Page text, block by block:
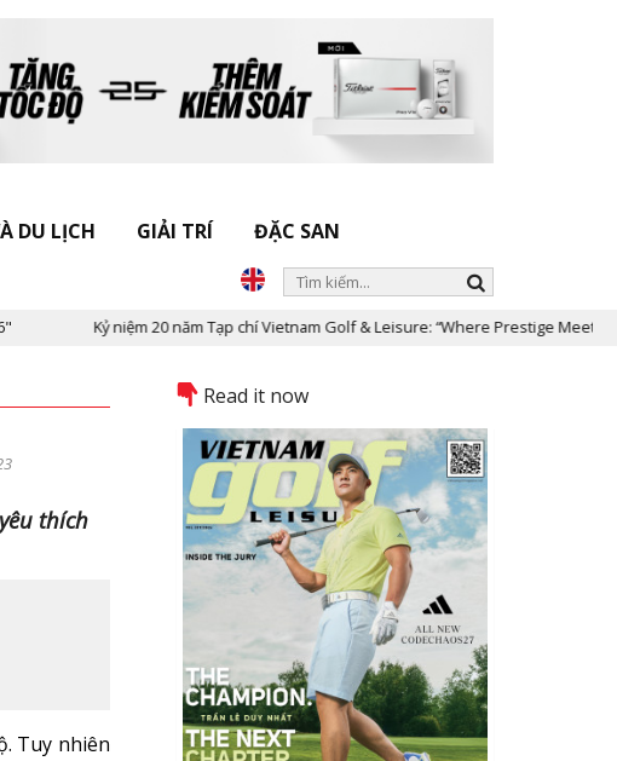
DU LỊCH GIẢI TRÍ ĐẶC SAN
Kỷ niệm 20 năm Tạp chí Vietnam Golf & Leisure: “Where Prestige Meets Legacy”
thích
Tuy nhiên
Read it now